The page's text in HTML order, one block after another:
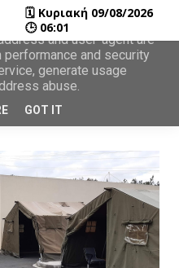
🗓 Κυριακή 09/08/2026
🕒 06:01
to deliver its services
and user-agent are
and security
generate usage
abuse.
GOT IT